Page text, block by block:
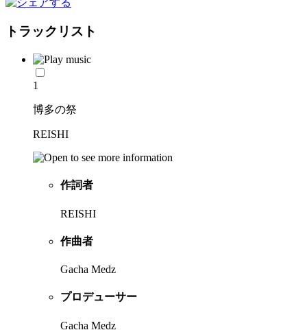
トラックリスト
1
博多の祭
REISHI
作詞者
REISHI
作曲者
Gacha Medz
プロデューサー
Gacha Medz